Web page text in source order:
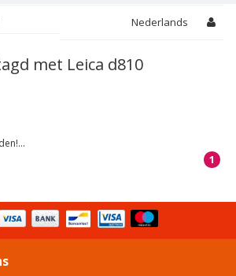
Nederlands
met Leica d810
1